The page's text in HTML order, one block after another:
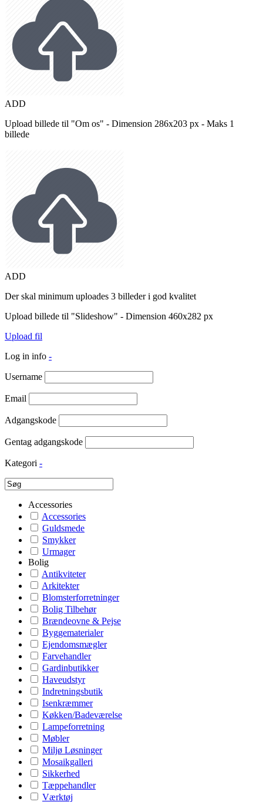
ADD
Upload billede til "Om os" - Dimension 286x203 px - Maks 1
billede
ADD
Der skal minimum uploades 3 billeder i god kvalitet
Upload billede til "Slideshow" - Dimension 460x282 px
Upload fil
Log in info -
Username
Email
Adgangskode
Gentag adgangskode
Kategori -
Accessories
Accessories
Guldsmede
Smykker
Urmager
Bolig
Antikviteter
Arkitekter
Blomsterforretninger
Bolig Tilbehør
Brændeovne & Pejse
Byggematerialer
Ejendomsmægler
Farvehandler
Gardinbutikker
Haveudstyr
Indretningsbutik
Isenkræmmer
Køkken/Badeværelse
Lampeforretning
Møbler
Miljø Løsninger
Mosaikgalleri
Sikkerhed
Tæppehandler
Værktøj